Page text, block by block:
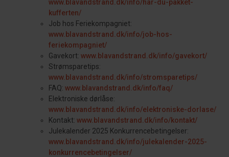
www.blavandstrand.dk/info/har-du-pakket-
kufferten/
Job hos Feriekompagniet:
www.blavandstrand.dk/info/job-hos-
feriekompagniet/
Gavekort: www.blavandstrand.dk/info/gavekort/
Strømsparetips:
www.blavandstrand.dk/info/stromsparetips/
FAQ: www.blavandstrand.dk/info/faq/
Elektroniske dørlåse:
www.blavandstrand.dk/info/elektroniske-dorlase/
Kontakt: www.blavandstrand.dk/info/kontakt/
Julekalender 2025 Konkurrencebetingelser:
www.blavandstrand.dk/info/julekalender-2025-
konkurrencebetingelser/